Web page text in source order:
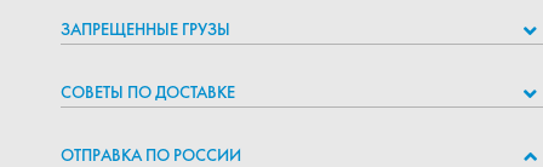
ЗАПРЕЩЕННЫЕ ГРУЗЫ
СОВЕТЫ ПО ДОСТАВКЕ
ОТПРАВКА ПО РОССИИ